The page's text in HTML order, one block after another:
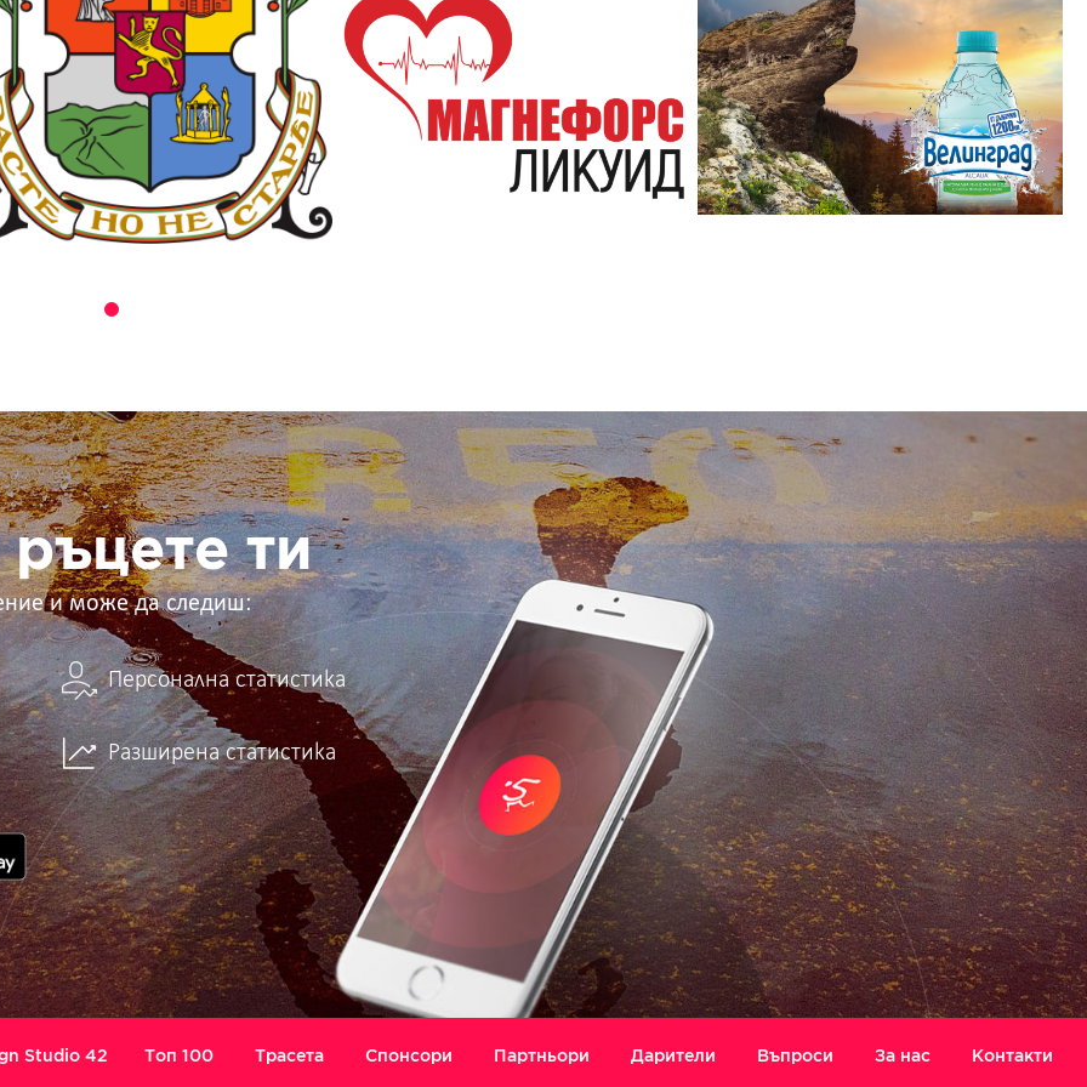
ръцете ти
и може да следиш:
Персонална статистика
Разширена статистика
Studio 42 Топ 100 Трасета Спонсори Партньори Дарители Въпроси За нас Контакти